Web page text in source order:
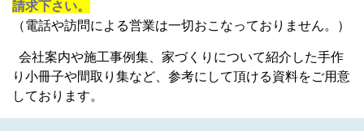
請求下さい。
（電話や訪問による営業は一切おこなっておりません。）
会社案内や施工事例集、家づくりについて紹介した手作
り小冊子や間取り集など、参考にして頂ける資料をご用意
しております。